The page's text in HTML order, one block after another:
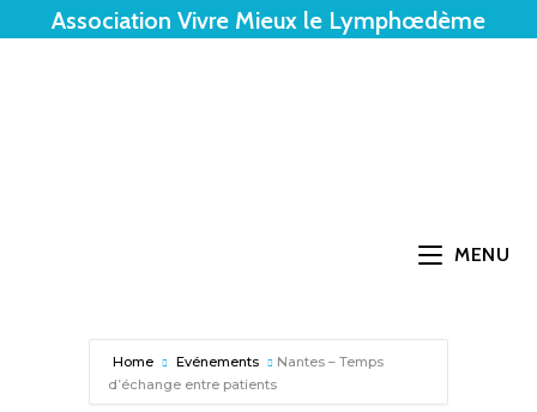
Association Vivre Mieux le Lymphœdème
MENU
Home Evénements
Nantes – Temps
d’échange entre patients